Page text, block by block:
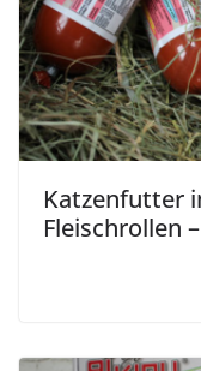
Katzenfutter
Fleischrollen